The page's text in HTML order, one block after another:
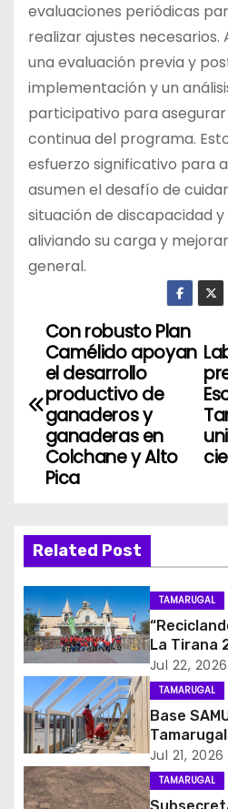
evaluaciones periódicas
realizar ajustes necesarios.
una evaluación previa y
implementación y un
participativo para
continua del programa.
esfuerzo significativo para
asumen el desafío de
situación de discapacidad
aliviando su carga y
general.
N
v
a
c
i
ó
n
d
e
e
Con robusto Plan
Camélido apoyan
el desarrollo
productivo de
ganaderos y
ganaderas en
Colchane y Alto
Pica
Related Post
TAMARUGAL
La Tirana
de cuatro
residuos
Jul 22, 2026
TAMARUGAL
Base
avance en
Jul 21, 2026
TAMARUGAL